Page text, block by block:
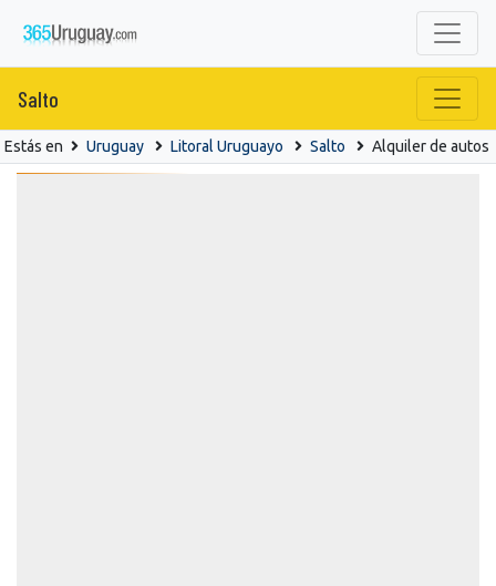
Salto
Estás en Uruguay Litoral Uruguayo Salto Alquiler de autos